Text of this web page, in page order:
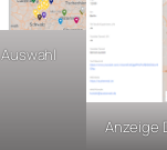
Anzeige